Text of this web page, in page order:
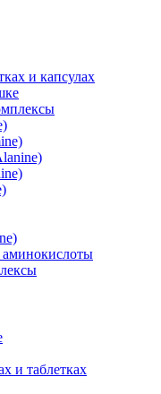
и капсулах
и таблетках